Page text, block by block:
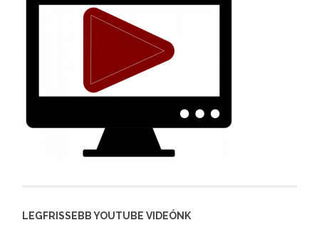
LEGFRISSEBB YOUTUBE VIDEÓNK